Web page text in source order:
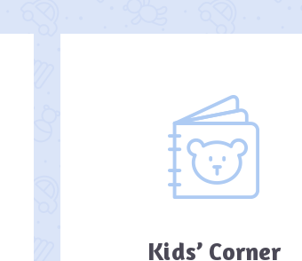
Kids’ Corner